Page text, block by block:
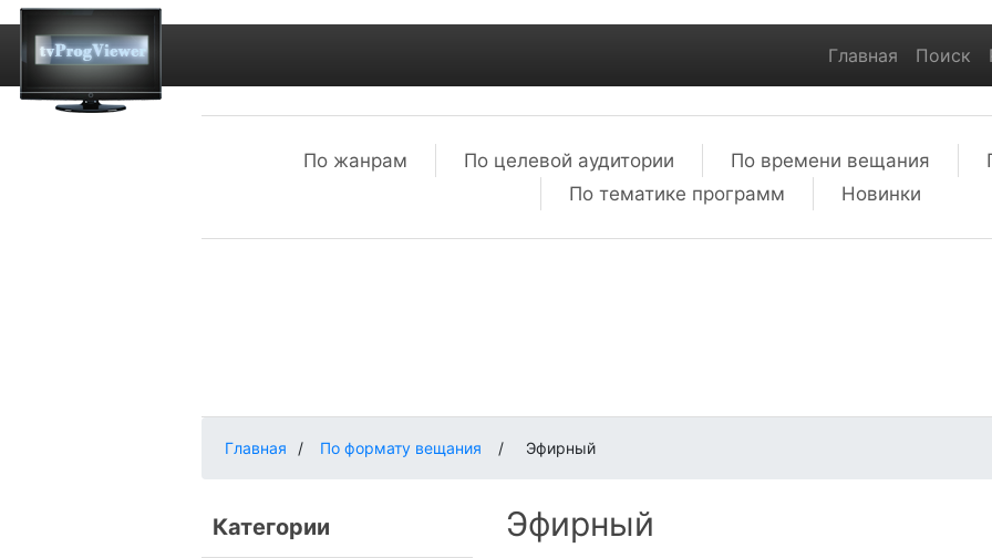
Главная Поиск
По жанрам По целевой аудитории По времени вещания
По тематике программ
Новинки
Главная / По формату вещания / Эфирный
Категории Эфирный